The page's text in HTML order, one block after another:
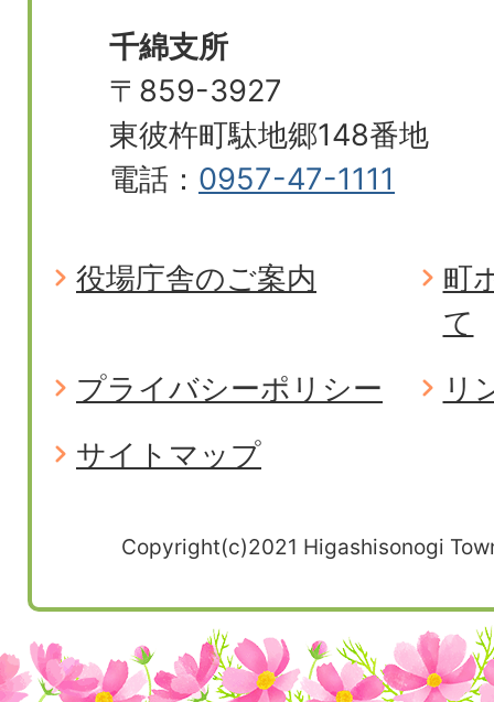
千綿支所
〒859-3927
東彼杵町駄地郷148番地
電話： 0957-47-1111
役場庁舎のご案内
町
て
プライバシーポリシー
リ
サイトマップ
Copyright(c)2021 Higashisonogi